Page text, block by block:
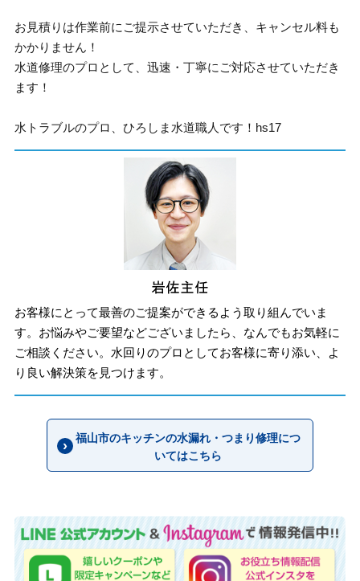
お見積りは作業前にご提示させていただき、キャンセル料も
かかりません！
水道修理のプロとして、迅速・丁寧にご対応させていただき
ます！
水トラブルのプロ、ひろしま水道職人です！hs17
お客様にとって最善のご提案ができるよう取り組んでいま
す。お悩みやご要望などございましたら、なんでもお気軽に
ご相談ください。水回りのプロとしてお客様に寄り添い、よ
り良い解決策を見つけます。
福山市のキッチンの水漏れ・つまり修理につ
いてはこちら